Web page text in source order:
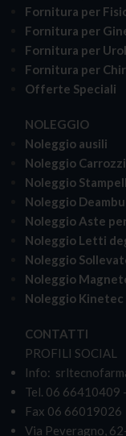
Fornitura per
Fornitura per
Fornitura per
Fornitura per
Offerte Speciali
NOLEGGIO
Noleggio ausili
Noleggio
Noleggio
Noleggio
Noleggio Aste
Noleggio Letti
Noleggio
Noleggio
Noleggio Kinetec
CONTATTI
PROFILI SOCIAL
Info:
Tel. 06 66410409
Fax 06 66019026
Via Peveragno,